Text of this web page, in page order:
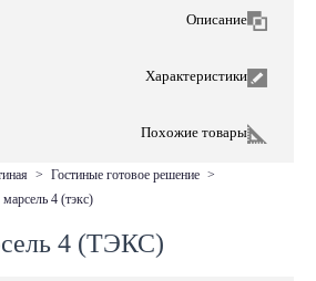
Описание
Характеристики
Похожие товары
> гостиные готовое решение >
марсель 4 (тэкс)
4 (ТЭКС)